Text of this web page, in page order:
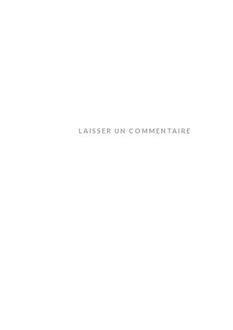
LAISSER UN COMMENTAIRE